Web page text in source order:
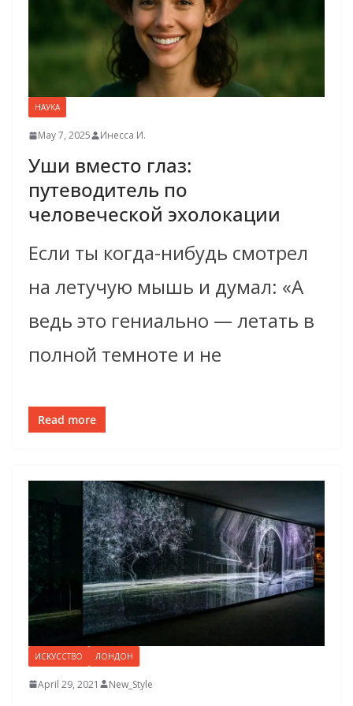
НАУКА
May 7, 2025 Инесса И.
Уши вместо глаз:
путеводитель по
человеческой эхолокации
Если ты когда-нибудь смотрел
на летучую мышь и думал: «А
ведь это гениально — летать в
полной темноте и не
Read more
ИСКУССТВО ЛОНДОН
April 29, 2021 New_Style